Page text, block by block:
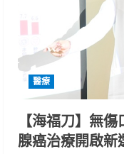
醫療
【海福刀】無
腺癌治療開啟新